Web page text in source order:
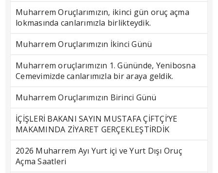
Muharrem Oruçlarımızın, ikinci gün oruç açma
lokmasında canlarımızla birlikteydik.
Muharrem Oruçlarımızın İkinci Günü
Muharrem oruçlarımızın 1. Gününde, Yenibosna
Cemevimizde canlarımızla bir araya geldik.
Muharrem Oruçlarımızın Birinci Günü
İÇİŞLERİ BAKANI SAYIN MUSTAFA ÇİFTÇİ’YE
MAKAMINDA ZİYARET GERÇEKLEŞTİRDİK
2026 Muharrem Ayı Yurt içi ve Yurt Dışı Oruç
Açma Saatleri